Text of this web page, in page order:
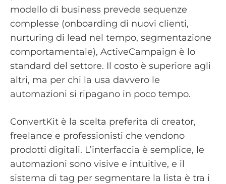
modello di business prevede sequenze
complesse (onboarding di nuovi clienti,
nurturing di lead nel tempo, segmentazione
comportamentale), ActiveCampaign è lo
standard del settore. Il costo è superiore agli
altri, ma per chi la usa davvero le
automazioni si ripagano in poco tempo.
ConvertKit è la scelta preferita di creator,
freelance e professionisti che vendono
prodotti digitali. L’interfaccia è semplice, le
automazioni sono visive e intuitive, e il
sistema di tag per segmentare la lista è tra i